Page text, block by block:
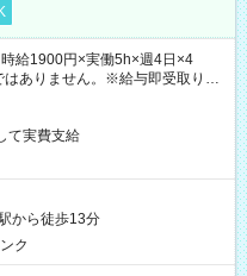
給1900円×実働5h×週4日×4
ありません。※給与即受取りサ
て実費支給
から徒歩13分
ク